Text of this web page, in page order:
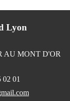
Lyon
AU MONT D'OR
02 01